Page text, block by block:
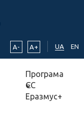
A- A+ UA EN
Програма
ЄС
Еразмус+